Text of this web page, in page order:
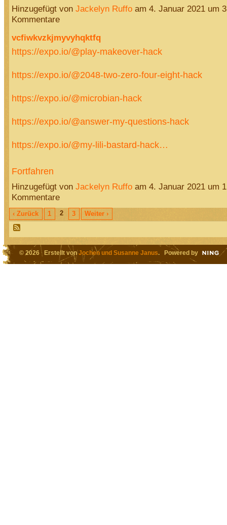
Hinzugefügt von Jackelyn Ruffoam 4. Januar 2021 um
Kommentare
vcfiwkvzkjmyvyhqktfq
https://expo.io/@play-makeover-hack
https://expo.io/@2048-two-zero-four-eight-hack
https://expo.io/@microbian-hack
https://expo.io/@answer-my-questions-hack
https://expo.io/@my-lili-bastard-hack…
Fortfahren
Hinzugefügt von Jackelyn Ruffoam 4. Januar 2021 um
Kommentare
‹ Zurück 1 2 3 Weiter ›
© 2026 Erstellt vonJochen und Susanne Janus . Powered by